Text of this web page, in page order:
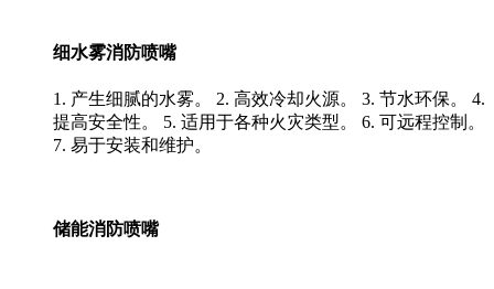
细水雾消防喷嘴
1. 产生细腻的水雾。 2. 高效冷却火源。 3. 节水环保。 4.
提高安全性。 5. 适用于各种火灾类型。 6. 可远程控制。
7. 易于安装和维护。
储能消防喷嘴